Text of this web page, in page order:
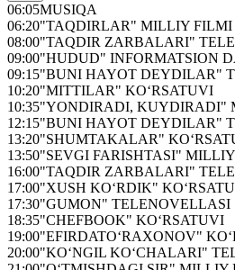
06:05MUSIQA
06:20"TAQDIRLAR" MILLIY FILMI
08:00"TAQDIR ZARBALARI"
09:00"HUDUD" INFORMATSION
09:15"BUNI HAYOT DEYDILAR"
10:20"MITTILAR" KO‘RSATUVI
10:35"YONDIRADI, KUYDIRADI"
12:15"BUNI HAYOT DEYDILAR"
13:20"SHUMTAKALAR"
13:50"SEVGI FARISHTASI"
16:00"TAQDIR ZARBALARI"
17:00"XUSH KO‘RDIK"
17:30"GUMON" TELENOVELLASI
18:35"CHEFBOOK" KO‘RSATUVI
19:00"EFIRDATO‘RAXONOV"
20:00"KO‘NGIL KO‘CHALARI"